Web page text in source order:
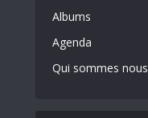
Albums
Agenda
Qui sommes nous